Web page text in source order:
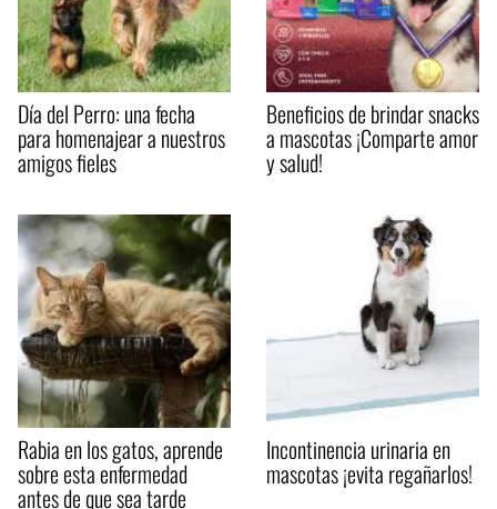
Día del Perro: una fecha
para homenajear a nuestros
amigos fieles
Beneficios de brindar snacks
a mascotas ¡Comparte amor
y salud!
Rabia en los gatos, aprende
sobre esta enfermedad
antes de que sea tarde
Incontinencia urinaria en
mascotas ¡evita regañarlos!